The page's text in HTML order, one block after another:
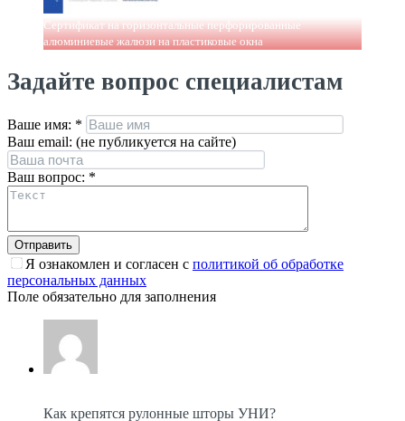
Сертификат на горизонтальные перфорированные
алюминиевые жалюзи на пластиковые окна
Задайте вопрос специалистам
Ваше имя: *
Ваш email: (не публикуется на сайте)
Ваш вопрос: *
Я ознакомлен и согласен с политикой об обработке
персональных данных
Поле обязательно для заполнения
Как крепятся рулонные шторы УНИ?